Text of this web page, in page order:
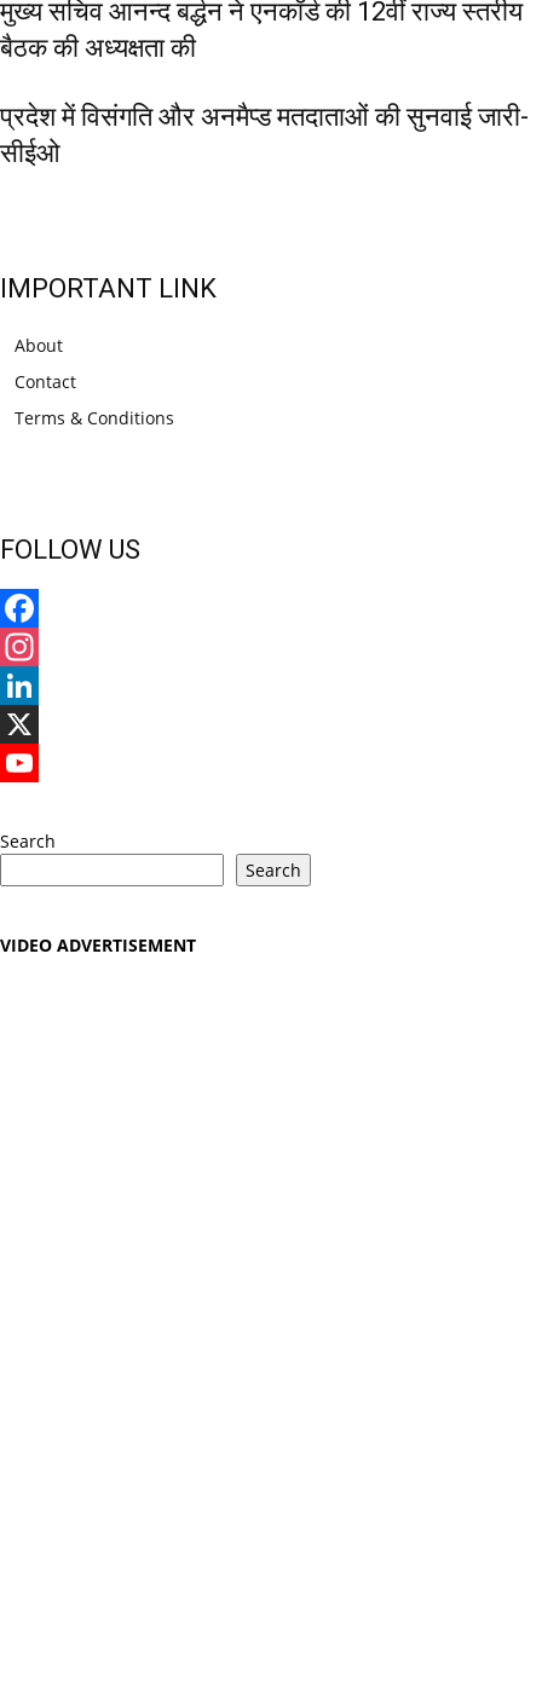
मुख्य सचिव आनन्द बर्द्धन ने एनकॉर्ड की 12वीं राज्य स्तरीय
बैठक की अध्यक्षता की
प्रदेश में विसंगति और अनमैप्ड मतदाताओं की सुनवाई जारी-
सीईओ
IMPORTANT LINK
About
Contact
Terms & Conditions
FOLLOW US
Facebook
Instagram
LinkedIn
X
Search
Search
VIDEO ADVERTISEMENT